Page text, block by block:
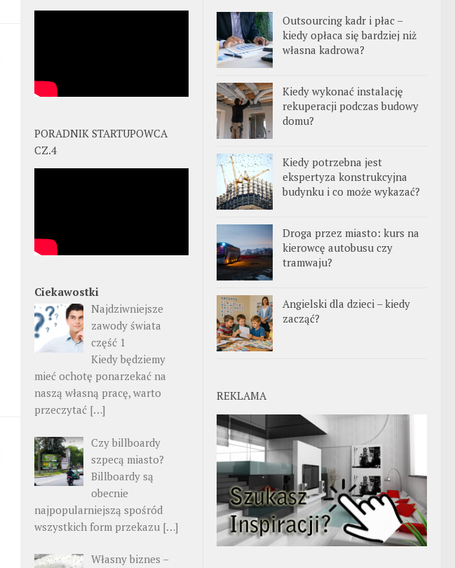
Outsourcing kadr i płac –
kiedy opłaca się bardziej niż
własna kadrowa?
Kiedy wykonać instalację
rekuperacji podczas budowy
domu?
Kiedy potrzebna jest
ekspertyza konstrukcyjna
budynku i co może wykazać?
Droga przez miasto: kurs na
kierowcę autobusu czy
tramwaju?
Angielski dla dzieci – kiedy
zacząć?
REKLAMA
PORADNIK STARTUPOWCA
CZ.4
Ciekawostki
Najdziwniejsze
zawody świata
część 1
Kiedy będziemy
mieć ochotę ponarzekać na
naszą własną pracę, warto
przeczytać […]
Czy billboardy
szpecą miasto?
Billboardy są
obecnie
najpopularniejszą spośród
wszystkich form przekazu […]
Własny biznes –